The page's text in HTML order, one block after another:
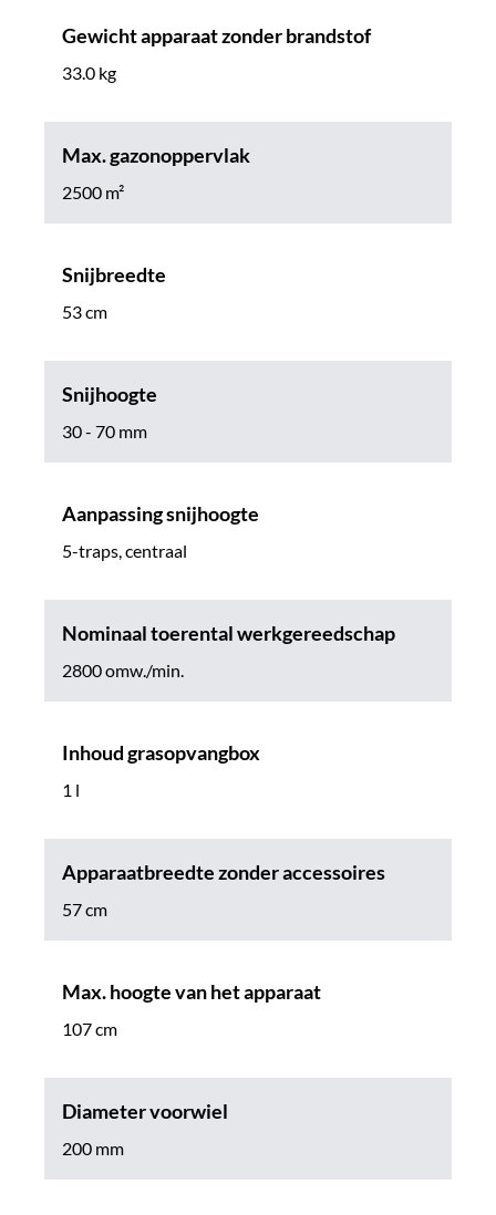
Gewicht apparaat zonder brandstof
33.0 kg
Max. gazonoppervlak
2500 m²
Snijbreedte
53 cm
Snijhoogte
30 - 70 mm
Aanpassing snijhoogte
5-traps, centraal
Nominaal toerental werkgereedschap
2800 omw./min.
Inhoud grasopvangbox
1 l
Apparaatbreedte zonder accessoires
57 cm
Max. hoogte van het apparaat
107 cm
Diameter voorwiel
200 mm